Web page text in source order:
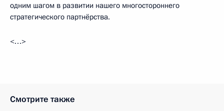
одним шагом в развитии нашего многостороннего
стратегического партнёрства.
<…>
Смотрите также